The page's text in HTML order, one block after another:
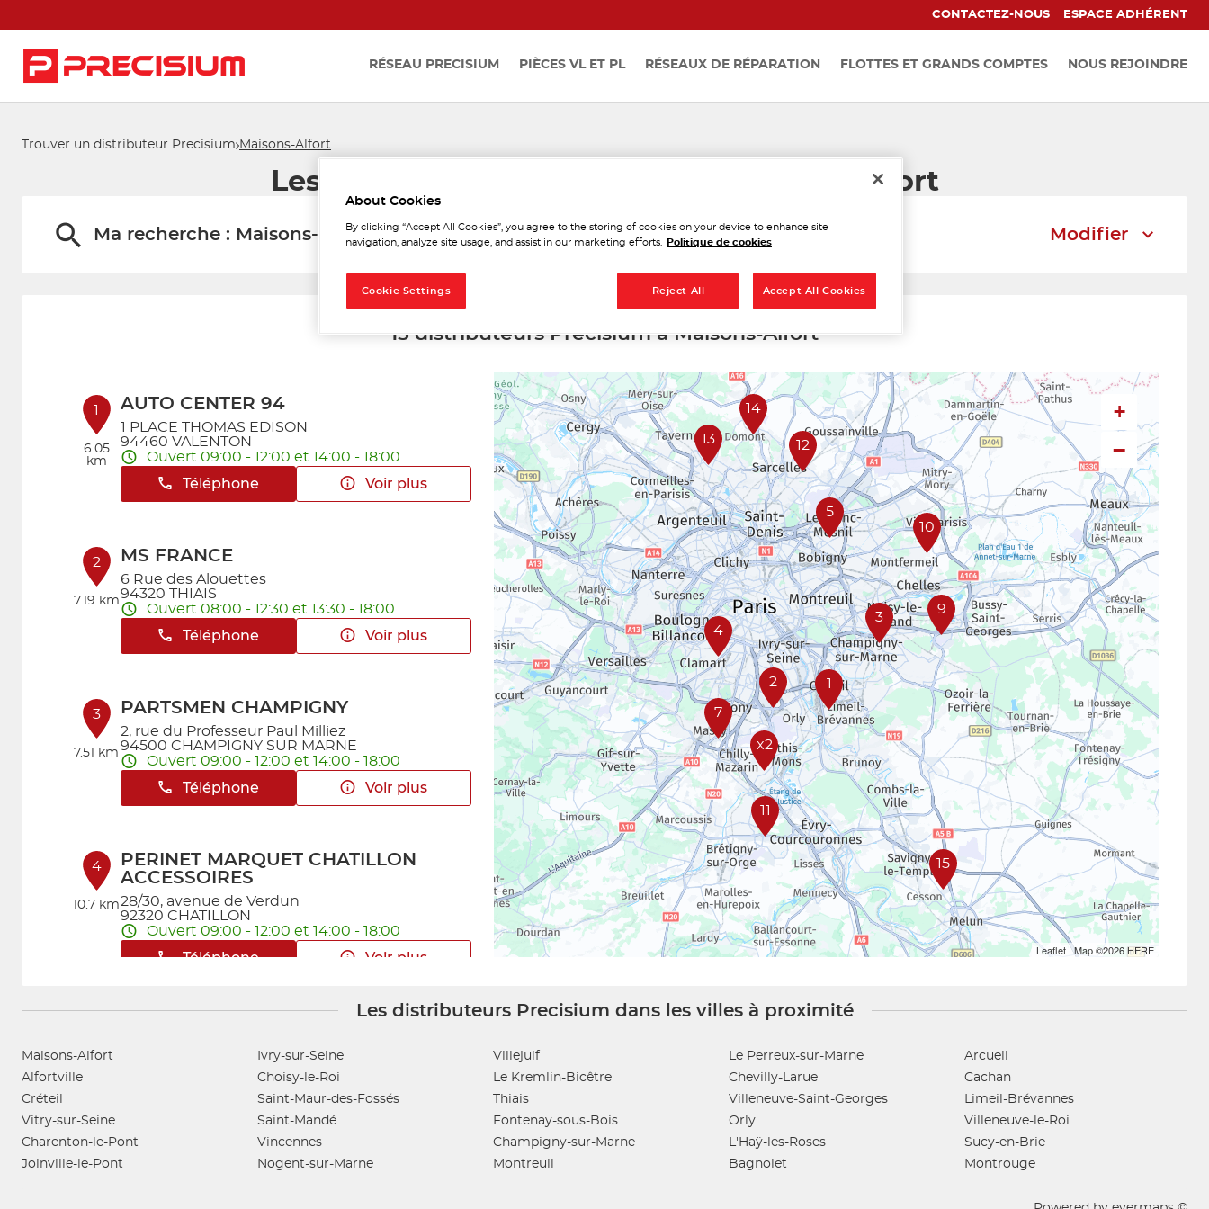
CONTACTEZ-NOUS ESPACE ADHÉRENT
RÉSEAU PRECISIUM PIÈCES VL ET PL RÉSEAUX DE RÉPARATION FLOTTES ET GRANDS COMPTES NOUS REJOINDRE
Trouver un distributeur Precisium Maisons-Alfort
Les distributeurs Precisium à Maisons-Alfort
Ma recherche : Maisons-Alfort Modifier
15 distributeurs Precisium à Maisons-Alfort
1
6.05
km
AUTO CENTER 94
1 PLACE THOMAS EDISON
94460 VALENTON
Ouvert 09:00 - 12:00 et 14:00 - 18:00
Téléphone
Voir plus
2
7.19 km
MS FRANCE
6 Rue des Alouettes
94320 THIAIS
Ouvert 08:00 - 12:30 et 13:30 - 18:00
Téléphone
Voir plus
3
7.51 km
PARTSMEN CHAMPIGNY
2, rue du Professeur Paul Milliez
94500 CHAMPIGNY SUR MARNE
Ouvert 09:00 - 12:00 et 14:00 - 18:00
Téléphone
Voir plus
4
10.7 km
PERINET MARQUET CHATILLON
ACCESSOIRES
28/30, avenue de Verdun
92320 CHATILLON
Ouvert 09:00 - 12:00 et 14:00 - 18:00
Téléphone
Voir plus
227 Avenue Henri Barbusse
Ouvert 09:00 - 12:00 et 14:00 - 18:00
15
10
14
13 12
5
11
4
9
3
7
x2
2 1
+
−
Leaflet| Map ©2026HERE
Les distributeurs Precisium dans les villes à proximité
Maisons-Alfort
Alfortville
Créteil
Vitry-sur-Seine
Charenton-le-Pont
Joinville-le-Pont
Ivry-sur-Seine
Choisy-le-Roi
Saint-Maur-des-Fossés
Saint-Mandé
Vincennes
Nogent-sur-Marne
Villejuif
Le Kremlin-Bicêtre
Thiais
Fontenay-sous-Bois
Champigny-sur-Marne
Montreuil
Le Perreux-sur-Marne
Chevilly-Larue
Villeneuve-Saint-Georges
Orly
L'Haÿ-les-Roses
Bagnolet
Arcueil
Cachan
Limeil-Brévannes
Villeneuve-le-Roi
Sucy-en-Brie
Montrouge
About Cookies
By clicking “Accept All Cookies”, you agree to the storing of cookies on your device to enhance site
navigation, analyze site usage, and assist in our marketing efforts.
Politique de cookies
Reject All Accept All Cookies
Cookie Settings